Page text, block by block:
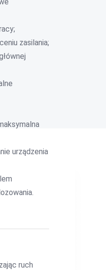
zasilania;
urządzenia
ruch